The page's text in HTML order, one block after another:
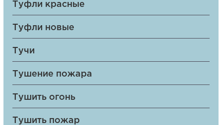
Туфли красные
Туфли новые
Тучи
Тушение пожара
Тушить огонь
Тушить пожар